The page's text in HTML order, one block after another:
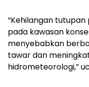
“Kehilangan
pada kawasan
menyebabkan
tawar dan
hidrometeorologi,”